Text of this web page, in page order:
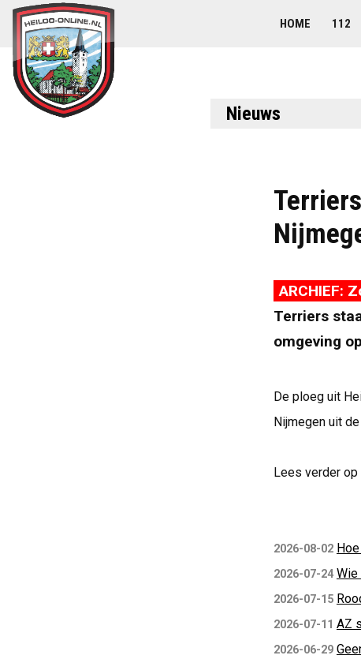
HOME 112
Nieuws
ARCHIEF:
Terriers
omgeving
De ploeg uit
Nijmegen uit
Lees verder
2026-08-02
2026-07-24 Wie
2026-07-15
2026-07-11 AZ
2026-06-29